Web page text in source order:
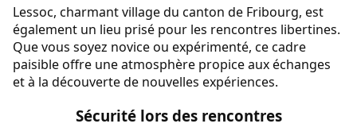
Lessoc, charmant village du canton de Fribourg, est
également un lieu prisé pour les rencontres libertines.
Que vous soyez novice ou expérimenté, ce cadre
paisible offre une atmosphère propice aux échanges
et à la découverte de nouvelles expériences.
Sécurité lors des rencontres